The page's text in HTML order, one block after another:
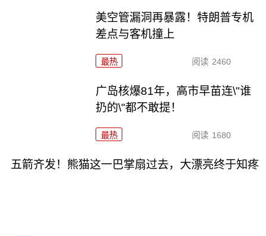
美空管漏洞再暴露！特朗普专机
差点与客机撞上
最热 阅读 2460
广岛核爆81年，高市早苗连\"谁
扔的\"都不敢提！
最热 阅读 1680
五箭齐发！熊猫这一巴掌扇过去，大漂亮终于知疼